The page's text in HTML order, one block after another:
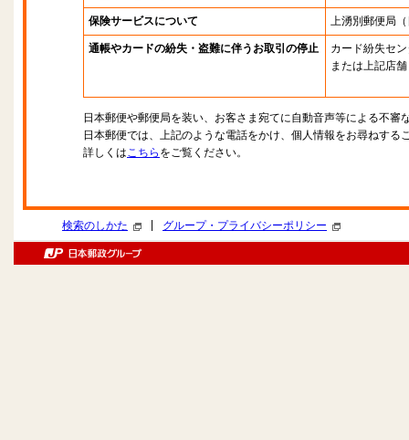
保険サービスについて 上湧別郵便局
通帳やカードの紛失・盗難に伴うお取引の停止
カード紛失セ
または上記店舗
日本郵便や郵便局を装い、お客さま宛てに自動音声等による不審
日本郵便では、上記のような電話をかけ、個人情報をお尋ねする
詳しくはこちら をご覧ください。
検索のしかた グループ・プライバシーポリシー